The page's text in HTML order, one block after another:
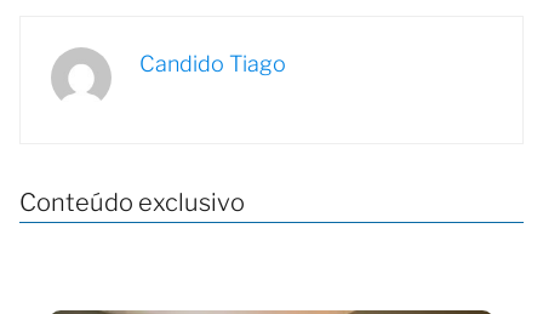
Candido Tiago
Conteúdo exclusivo